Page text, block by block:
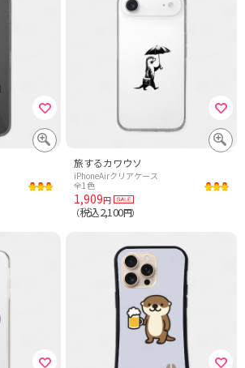
旅するカワウソ
iPhoneAirクリアケース
全1色
1,909円
（税込2,100円）